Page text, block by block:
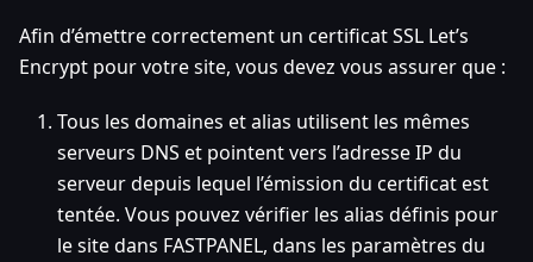
Afin d’émettre correctement un certificat SSL Let’s
Encrypt pour votre site, vous devez vous assurer que :
Tous les domaines et alias utilisent les mêmes
serveurs DNS et pointent vers l’adresse IP du
serveur depuis lequel l’émission du certificat est
tentée. Vous pouvez vérifier les alias définis pour
le site dans FASTPANEL, dans les paramètres du